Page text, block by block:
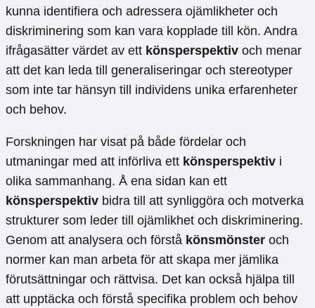
kunna identifiera och adressera ojämlikheter och
diskriminering som kan vara kopplade till kön. Andra
ifrågasätter värdet av ett könsperspektiv och menar
att det kan leda till generaliseringar och stereotyper
som inte tar hänsyn till individens unika erfarenheter
och behov.
Forskningen har visat på både fördelar och
utmaningar med att införliva ett könsperspektiv i
olika sammanhang. Å ena sidan kan ett
könsperspektiv bidra till att synliggöra och motverka
strukturer som leder till ojämlikhet och diskriminering.
Genom att analysera och förstå könsmönster och
normer kan man arbeta för att skapa mer jämlika
förutsättningar och rättvisa. Det kan också hjälpa till
att upptäcka och förstå specifika problem och behov